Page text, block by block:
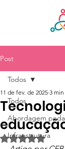
Post
Todos
Abordagem
Infraestrutura
Todos
11 de fev. de 2025 3
Avaliado